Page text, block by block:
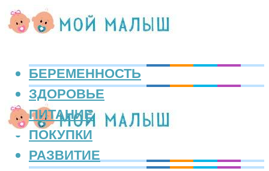
БЕРЕМЕННОСТЬ
ЗДОРОВЬЕ
ПИТАНИЕ
ПОКУПКИ
РАЗВИТИЕ